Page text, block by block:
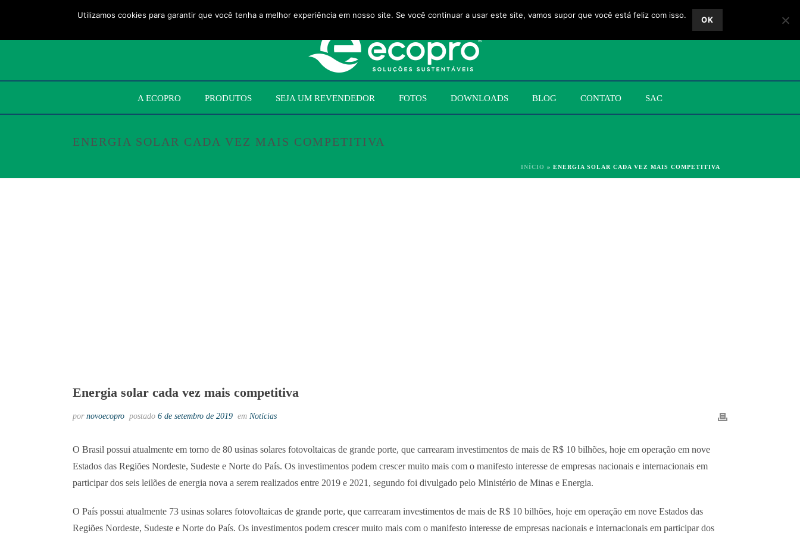
A ECOPRO PRODUTOS SEJA UM REVENDEDOR FOTOS DOWNLOADS BLOG CONTATO SAC
ENERGIA SOLAR CADA VEZ MAIS COMPETITIVA
INÍCIO » ENERGIA SOLAR CADA VEZ MAIS COMPETITIVA
Energia solar cada vez mais competitiva
por novoecopro postado 6 de setembro de 2019 em Notícias
O Brasil possui atualmente em torno de 80 usinas solares fotovoltaicas de grande porte, que carrearam investimentos de mais de R$ 10 bilhões, hoje em operação em nove
Estados das Regiões Nordeste, Sudeste e Norte do País. Os investimentos podem crescer muito mais com o manifesto interesse de empresas nacionais e internacionais em
participar dos seis leilões de energia nova a serem realizados entre 2019 e 2021, segundo foi divulgado pelo Ministério de Minas e Energia.
O País possui atualmente 73 usinas solares fotovoltaicas de grande porte, que carrearam investimentos de mais de R$ 10 bilhões, hoje em operação em nove Estados das
Regiões Nordeste, Sudeste e Norte do País. Os investimentos podem crescer muito mais com o manifesto interesse de empresas nacionais e internacionais em participar dos
Utilizamos cookies para garantir que você tenha a melhor experiência em nosso site. Se você continuar a usar este site, vamos supor que você está feliz com isso. OK